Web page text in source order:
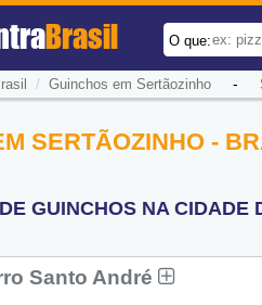
Brasil O que:
/ Guinchos em Sertãozinho-
SERTÃOZINHO -
GUINCHOS NA CIDADE
Santo André